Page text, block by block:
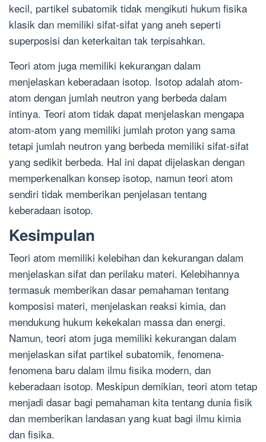
kecil, partikel subatomik tidak mengikuti hukum fisika
klasik dan memiliki sifat-sifat yang aneh seperti
superposisi dan keterkaitan tak terpisahkan.
Teori atom juga memiliki kekurangan dalam
menjelaskan keberadaan isotop. Isotop adalah atom-
atom dengan jumlah neutron yang berbeda dalam
intinya. Teori atom tidak dapat menjelaskan mengapa
atom-atom yang memiliki jumlah proton yang sama
tetapi jumlah neutron yang berbeda memiliki sifat-sifat
yang sedikit berbeda. Hal ini dapat dijelaskan dengan
memperkenalkan konsep isotop, namun teori atom
sendiri tidak memberikan penjelasan tentang
keberadaan isotop.
Kesimpulan
Teori atom memiliki kelebihan dan kekurangan dalam
menjelaskan sifat dan perilaku materi. Kelebihannya
termasuk memberikan dasar pemahaman tentang
komposisi materi, menjelaskan reaksi kimia, dan
mendukung hukum kekekalan massa dan energi.
Namun, teori atom juga memiliki kekurangan dalam
menjelaskan sifat partikel subatomik, fenomena-
fenomena baru dalam ilmu fisika modern, dan
keberadaan isotop. Meskipun demikian, teori atom tetap
menjadi dasar bagi pemahaman kita tentang dunia fisik
dan memberikan landasan yang kuat bagi ilmu kimia
dan fisika.